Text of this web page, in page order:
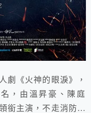
劇《火神的眼淚》，
，由溫昇豪、陳庭
銜主演，不走消防劇